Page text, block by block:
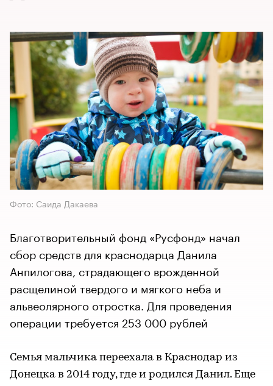
Фото: Саида Дакаева
Благотворительный фонд «Русфонд» начал
сбор средств для краснодарца Данила
Анпилогова, страдающего врожденной
расщелиной твердого и мягкого неба и
альвеолярного отростка. Для проведения
операции требуется 253 000 рублей
Семья мальчика переехала в Краснодар из
Донецка в 2014 году, где и родился Данил. Еще